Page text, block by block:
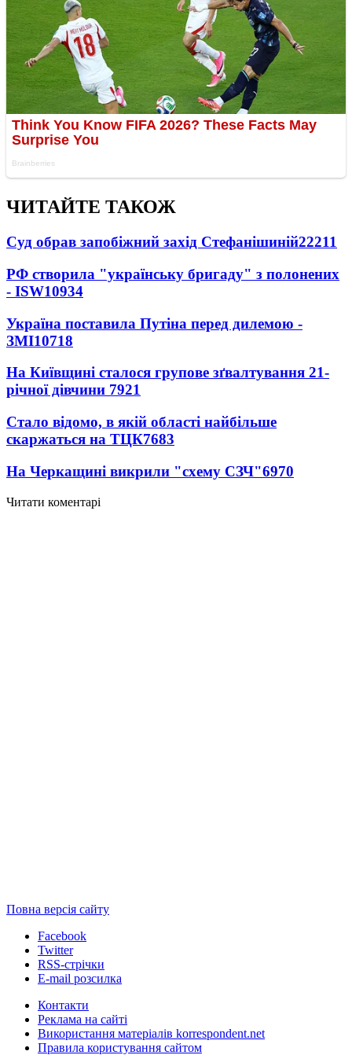
ЧИТАЙТЕ ТАКОЖ
Суд обрав запобіжний захід Стефанішиній22211
РФ створила "українську бригаду" з полонених
- ISW10934
Україна поставила Путіна перед дилемою -
ЗМІ10718
На Київщині сталося групове зґвалтування 21-
річної дівчини 7921
Стало відомо, в якій області найбільше
скаржаться на ТЦК7683
На Черкащині викрили "схему СЗЧ"6970
Читати коментарі
Повна версія сайту
Facebook
Twitter
RSS-стрічки
E-mail розсилка
Контакти
Реклама на сайті
Використання матеріалів korrespondent.net
Правила користування сайтом